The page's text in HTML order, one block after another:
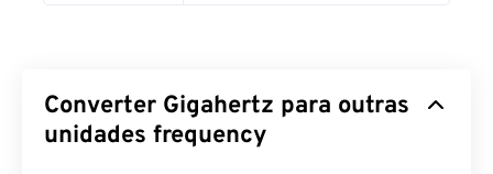
Converter Gigahertz para outras
unidades frequency